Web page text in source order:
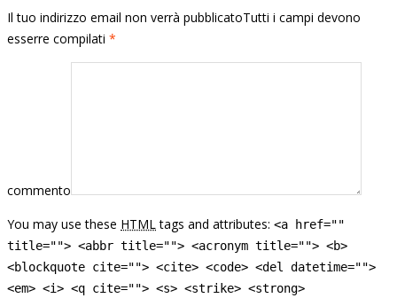
Il tuo indirizzo email non verrà pubblicatoTutti i campi devono
esserre compilati *
commento
You may use these HTML tags and attributes: <a href=""
title=""> <abbr title=""> <acronym title=""> <b>
<blockquote cite=""> <cite> <code> <del datetime="">
<em> <i> <q cite=""> <s> <strike> <strong>